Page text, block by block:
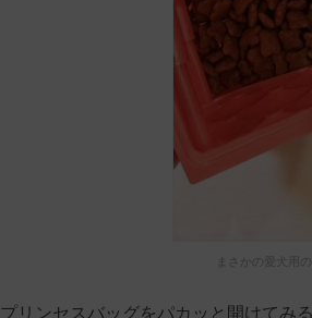
まさかの愛犬用
プリンセスバッグをパカッと開けてみ